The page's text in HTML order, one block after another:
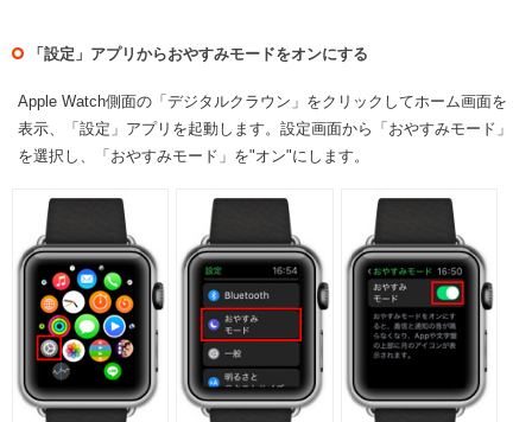
「設定」アプリからおやすみモードをオンにする
Apple Watch側面の「デジタルクラウン」をクリックしてホーム画面を
表示、「設定」アプリを起動します。設定画面から「おやすみモード」
を選択し、「おやすみモード」を"オン"にします。